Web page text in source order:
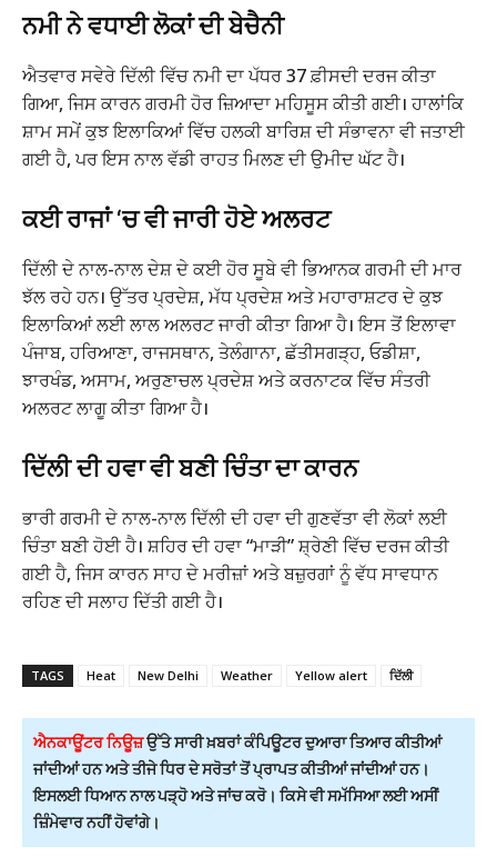
ਨਮੀ ਨੇ ਵਧਾਈ ਲੋਕਾਂ ਦੀ ਬੇਚੈਨੀ
ਐਤਵਾਰ ਸਵੇਰੇ ਦਿੱਲੀ ਵਿੱਚ ਨਮੀ ਦਾ ਪੱਧਰ 37 ਫ਼ੀਸਦੀ ਦਰਜ ਕੀਤਾ
ਗਿਆ, ਜਿਸ ਕਾਰਨ ਗਰਮੀ ਹੋਰ ਜ਼ਿਆਦਾ ਮਹਿਸੂਸ ਕੀਤੀ ਗਈ। ਹਾਲਾਂਕਿ
ਸ਼ਾਮ ਸਮੇਂ ਕੁਝ ਇਲਾਕਿਆਂ ਵਿੱਚ ਹਲਕੀ ਬਾਰਿਸ਼ ਦੀ ਸੰਭਾਵਨਾ ਵੀ ਜਤਾਈ
ਗਈ ਹੈ, ਪਰ ਇਸ ਨਾਲ ਵੱਡੀ ਰਾਹਤ ਮਿਲਣ ਦੀ ਉਮੀਦ ਘੱਟ ਹੈ।
ਕਈ ਰਾਜਾਂ ‘ਚ ਵੀ ਜਾਰੀ ਹੋਏ ਅਲਰਟ
ਦਿੱਲੀ ਦੇ ਨਾਲ-ਨਾਲ ਦੇਸ਼ ਦੇ ਕਈ ਹੋਰ ਸੂਬੇ ਵੀ ਭਿਆਨਕ ਗਰਮੀ ਦੀ ਮਾਰ
ਝੱਲ ਰਹੇ ਹਨ। ਉੱਤਰ ਪ੍ਰਦੇਸ਼, ਮੱਧ ਪ੍ਰਦੇਸ਼ ਅਤੇ ਮਹਾਰਾਸ਼ਟਰ ਦੇ ਕੁਝ
ਇਲਾਕਿਆਂ ਲਈ ਲਾਲ ਅਲਰਟ ਜਾਰੀ ਕੀਤਾ ਗਿਆ ਹੈ। ਇਸ ਤੋਂ ਇਲਾਵਾ
ਪੰਜਾਬ, ਹਰਿਆਣਾ, ਰਾਜਸਥਾਨ, ਤੇਲੰਗਾਨਾ, ਛੱਤੀਸਗੜ੍ਹ, ਓਡੀਸ਼ਾ,
ਝਾਰਖੰਡ, ਅਸਾਮ, ਅਰੁਣਾਚਲ ਪ੍ਰਦੇਸ਼ ਅਤੇ ਕਰਨਾਟਕ ਵਿੱਚ ਸੰਤਰੀ
ਅਲਰਟ ਲਾਗੂ ਕੀਤਾ ਗਿਆ ਹੈ।
ਦਿੱਲੀ ਦੀ ਹਵਾ ਵੀ ਬਣੀ ਚਿੰਤਾ ਦਾ ਕਾਰਨ
ਭਾਰੀ ਗਰਮੀ ਦੇ ਨਾਲ-ਨਾਲ ਦਿੱਲੀ ਦੀ ਹਵਾ ਦੀ ਗੁਣਵੱਤਾ ਵੀ ਲੋਕਾਂ ਲਈ
ਚਿੰਤਾ ਬਣੀ ਹੋਈ ਹੈ। ਸ਼ਹਿਰ ਦੀ ਹਵਾ “ਮਾੜੀ” ਸ਼੍ਰੇਣੀ ਵਿੱਚ ਦਰਜ ਕੀਤੀ
ਗਈ ਹੈ, ਜਿਸ ਕਾਰਨ ਸਾਹ ਦੇ ਮਰੀਜ਼ਾਂ ਅਤੇ ਬਜ਼ੁਰਗਾਂ ਨੂੰ ਵੱਧ ਸਾਵਧਾਨ
ਰਹਿਣ ਦੀ ਸਲਾਹ ਦਿੱਤੀ ਗਈ ਹੈ।
TAGS Heat New Delhi Weather Yellow alert ਦਿੱਲੀ
ਐਨਕਾਊਂਟਰ ਨਿਊਜ਼ਉੱਤੇ ਸਾਰੀ ਖ਼ਬਰਾਂ ਕੰਪਿਊਟਰ ਦੁਆਰਾ ਤਿਆਰ ਕੀਤੀਆਂ
ਜਾਂਦੀਆਂ ਹਨ ਅਤੇ ਤੀਜੇ ਧਿਰ ਦੇ ਸਰੋਤਾਂ ਤੋਂ ਪ੍ਰਾਪਤ ਕੀਤੀਆਂ ਜਾਂਦੀਆਂ ਹਨ।
ਇਸਲਈ ਧਿਆਨ ਨਾਲ ਪੜ੍ਹੋ ਅਤੇ ਜਾਂਚ ਕਰੋ। ਕਿਸੇ ਵੀ ਸਮੱਸਿਆ ਲਈ ਅਸੀਂ
ਜ਼ਿੰਮੇਵਾਰ ਨਹੀਂ ਹੋਵਾਂਗੇ।